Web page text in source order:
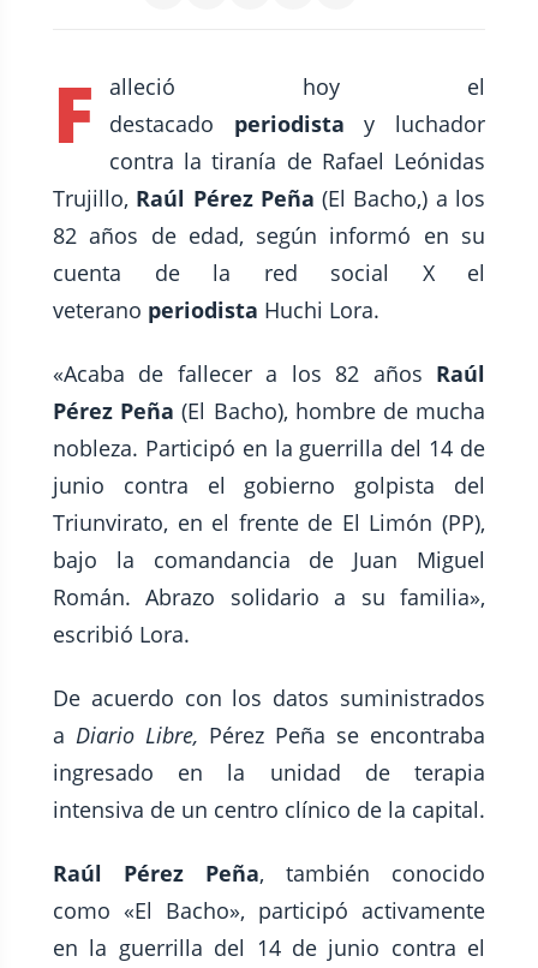
F
alleció hoy el
destacado periodista y luchador
contra la tiranía de Rafael Leónidas
Trujillo, Raúl Pérez Peña (El Bacho,) a los
82 años de edad, según informó en su
cuenta de la red social X el
veterano periodista Huchi Lora.
«Acaba de fallecer a los 82 años Raúl
Pérez Peña (El Bacho), hombre de mucha
nobleza. Participó en la guerrilla del 14 de
junio contra el gobierno golpista del
Triunvirato, en el frente de El Limón (PP),
bajo la comandancia de Juan Miguel
Román. Abrazo solidario a su familia»,
escribió Lora.
De acuerdo con los datos suministrados
a Diario Libre, Pérez Peña se encontraba
ingresado en la unidad de terapia
intensiva de un centro clínico de la capital.
Raúl Pérez Peña, también conocido
como «El Bacho», participó activamente
en la guerrilla del 14 de junio contra el